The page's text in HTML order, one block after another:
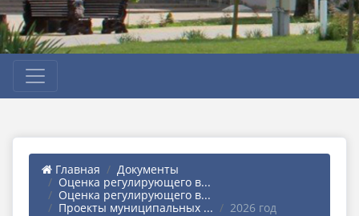
Главная
Документы
Оценка регулирующего в...
Оценка регулирующего в...
Проекты муниципальных ...
2026 год